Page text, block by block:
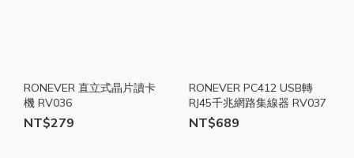
RONEVER 直立式晶片讀卡
機 RV036
NT$279
RONEVER PC412 USB轉
RJ45千兆網路集線器 RV037
NT$689